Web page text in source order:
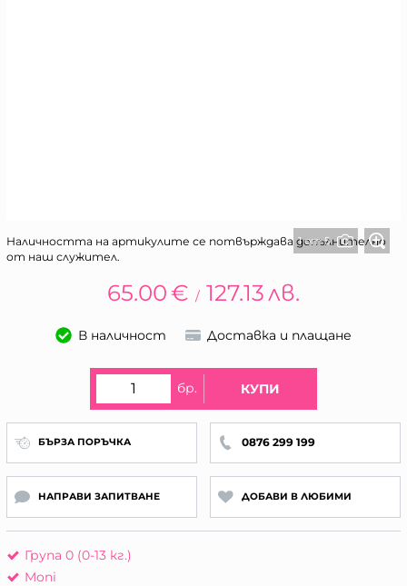
1 от 5
Наличността на артикулите се потвърждава допълнително
от наш служител.
65.00€ / 127.13лв.
В наличност Доставка и плащане
бр. КУПИ
БЪРЗА ПОРЪЧКА 0876 299 199
НАПРАВИ ЗАПИТВАНЕ ДОБАВИ В ЛЮБИМИ
Група 0 (0-13 кг.)
Moni